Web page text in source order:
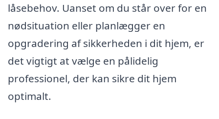
låsebehov. Uanset om du står over for en
nødsituation eller planlægger en
opgradering af sikkerheden i dit hjem, er
det vigtigt at vælge en pålidelig
professionel, der kan sikre dit hjem
optimalt.